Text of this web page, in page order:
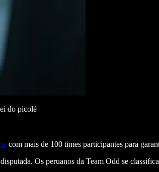
do picolé
com mais de 100 times participantes para
Os peruanos da Team Odd se